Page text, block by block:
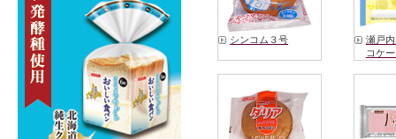
シンコム３号
瀬戸
コケ